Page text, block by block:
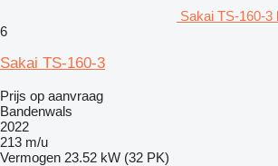
Sakai TS-160-3
6
Sakai TS-160-3
Prijs op aanvraag
Bandenwals
2022
213 m/u
Vermogen 23.52 kW (32 PK)